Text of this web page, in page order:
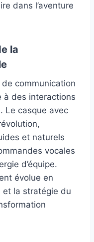
dans l’aventure
la
de communication
à des interactions
Le casque avec
et naturels
vocales
d’équipe.
évolue en
et la stratégie du